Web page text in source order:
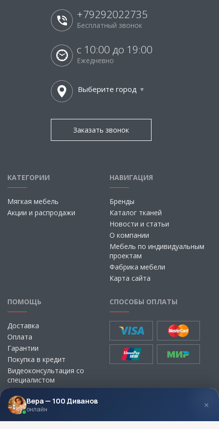
+79292022735
Бесплатный звонок
с 10:00 до 19:00
Ежедневно
Выберите город
Заказать звонок
КАТЕГОРИИ
Мягкая мебель
Акции и распродажи
НАВИГАЦИЯ
Бренды
Каталог тканей
Новости и статьи
О компании
Мебель по индивидуальным
проектам
Фабрика мебели
Карта сайта
ПОМОЩЬ
Доставка
Оплата
Гарантии
Покупка в кредит
Видеоконсультация со
специалистом
Выбор ткани для мебели без
визита в магазин
СПОСОБЫ ОПЛАТЫ
МЫ В СОЦСЕТЯХ КОНТАКТЫ
Вера — 100 Диванов
онлайн ×